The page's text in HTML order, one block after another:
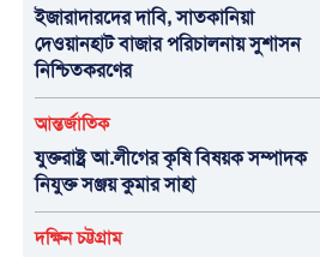
ইজারাদারদের দাবি, সাতকানিয়া
দেওয়ানহাট বাজার পরিচালনায় সুশাসন
নিশ্চিতকরণের
আন্তর্জাতিক
যুক্তরাষ্ট্র আ.লীগের কৃষি বিষয়ক সম্পাদক
নিযুক্ত সঞ্জয় কুমার সাহা
দক্ষিন চট্টগ্রাম